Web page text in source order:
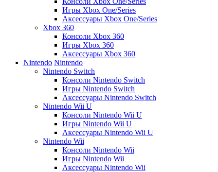
Игры Xbox One/Series
Аксессуары Xbox One/Series
Xbox 360
Консоли Xbox 360
Игры Xbox 360
Аксессуары Xbox 360
Nintendo Nintendo
Nintendo Switch
Консоли Nintendo Switch
Игры Nintendo Switch
Аксессуары Nintendo Switch
Nintendo Wii U
Консоли Nintendo Wii U
Игры Nintendo Wii U
Аксессуары Nintendo Wii U
Nintendo Wii
Консоли Nintendo Wii
Игры Nintendo Wii
Аксессуары Nintendo Wii